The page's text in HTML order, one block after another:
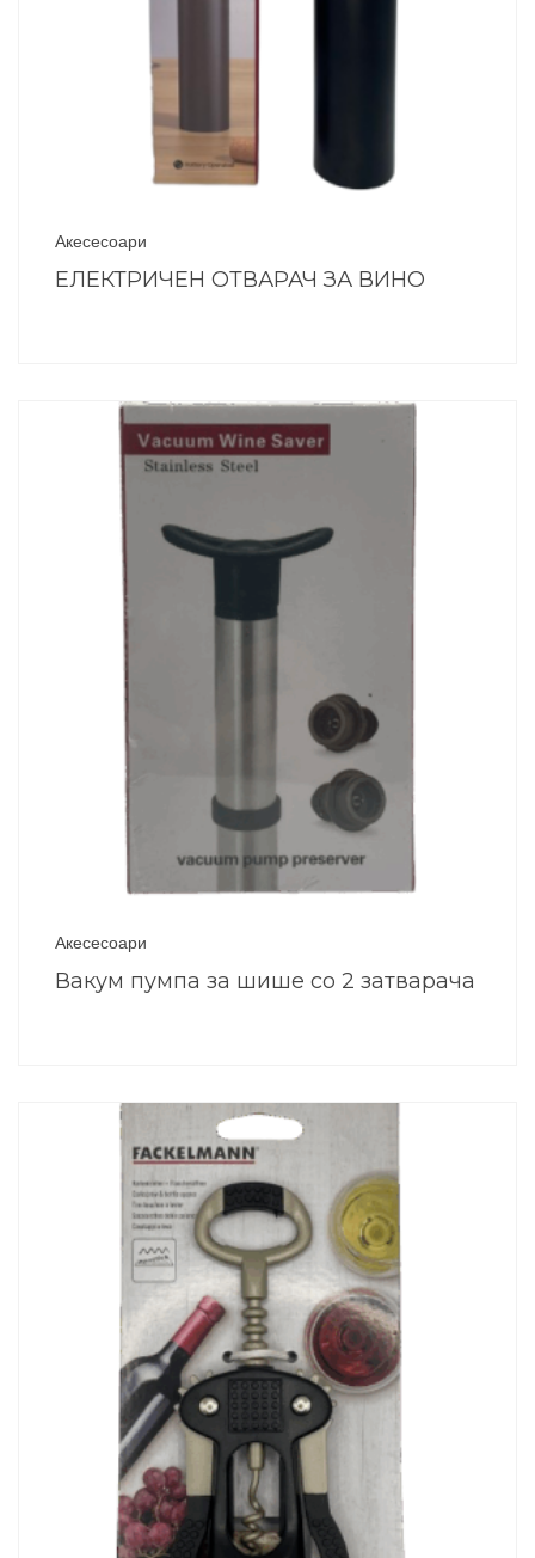
Акесесоари
ЕЛЕКТРИЧЕН ОТВАРАЧ ЗА ВИНО
Акесесоари
Вакум пумпа за шише со 2 затварача